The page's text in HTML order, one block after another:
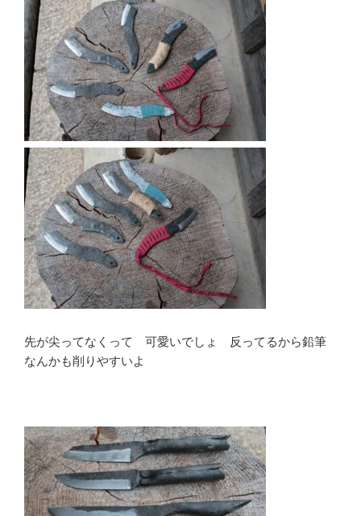
先が尖ってなくって 可愛いでしょ 反ってるから鉛筆
なんかも削りやすいよ